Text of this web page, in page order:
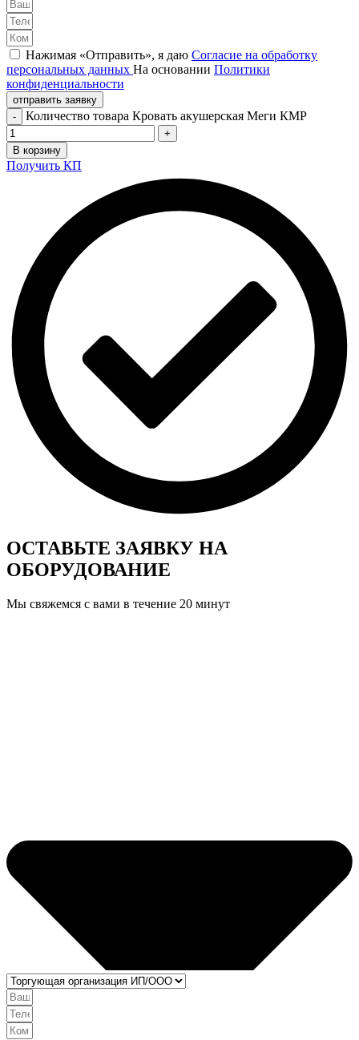
Нажимая «Отправить», я даю Согласие на обработку
персональных данных На основании Политики
конфиденциальности
отправить заявку
Количество товара Кровать акушерская Меги КМР
В корзину
Получить КП
ОСТАВЬТЕ ЗАЯВКУ НА
ОБОРУДОВАНИЕ
Мы свяжемся с вами в течение 20 минут